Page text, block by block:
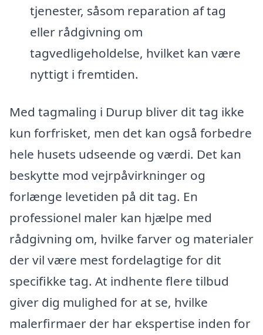
tjenester, såsom reparation af tag
eller rådgivning om
tagvedligeholdelse, hvilket kan være
nyttigt i fremtiden.
Med tagmaling i Durup bliver dit tag ikke
kun forfrisket, men det kan også forbedre
hele husets udseende og værdi. Det kan
beskytte mod vejrpåvirkninger og
forlænge levetiden på dit tag. En
professionel maler kan hjælpe med
rådgivning om, hvilke farver og materialer
der vil være mest fordelagtige for dit
specifikke tag. At indhente flere tilbud
giver dig mulighed for at se, hvilke
malerfirmaer der har ekspertise inden for